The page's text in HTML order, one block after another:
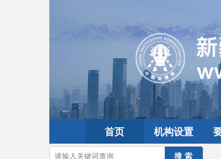
首页 机构设置
您的当前位置：首页>地震频道 全球震讯